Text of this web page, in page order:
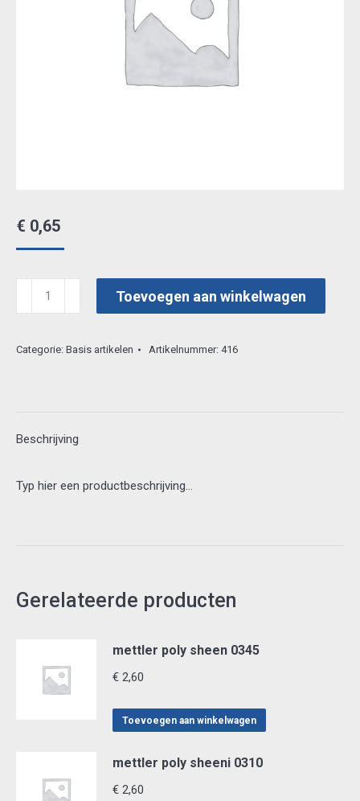
€ 0,65
adhesive
brons
23
Toevoegen aan winkelwagen
Categorie: Basis artikelen Artikelnummer: 416
Beschrijving
Typ hier een productbeschrijving…
Gerelateerde producten
mettler poly sheen 0345
€ 2,60
Toevoegen aan winkelwagen
mettler poly sheeni 0310
€ 2,60